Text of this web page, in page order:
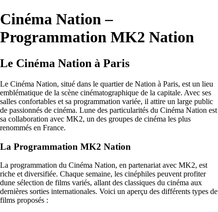
Cinéma Nation –
Programmation MK2 Nation
Le Cinéma Nation à Paris
Le Cinéma Nation, situé dans le quartier de Nation à Paris, est un lieu
emblématique de la scène cinématographique de la capitale. Avec ses
salles confortables et sa programmation variée, il attire un large public
de passionnés de cinéma. Lune des particularités du Cinéma Nation est
sa collaboration avec MK2, un des groupes de cinéma les plus
renommés en France.
La Programmation MK2 Nation
La programmation du Cinéma Nation, en partenariat avec MK2, est
riche et diversifiée. Chaque semaine, les cinéphiles peuvent profiter
dune sélection de films variés, allant des classiques du cinéma aux
dernières sorties internationales. Voici un aperçu des différents types de
films proposés :